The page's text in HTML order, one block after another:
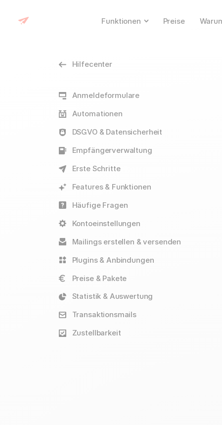
Funktionen Preise
Hilfecenter
Anmeldeformulare
Automationen
DSGVO & Datensicherheit
Empfängerverwaltung
Erste Schritte
Features & Funktionen
Häufige Fragen
Kontoeinstellungen
Mailings erstellen & versenden
Plugins & Anbindungen
Preise & Pakete
Statistik & Auswertung
Transaktionsmails
Zustellbarkeit